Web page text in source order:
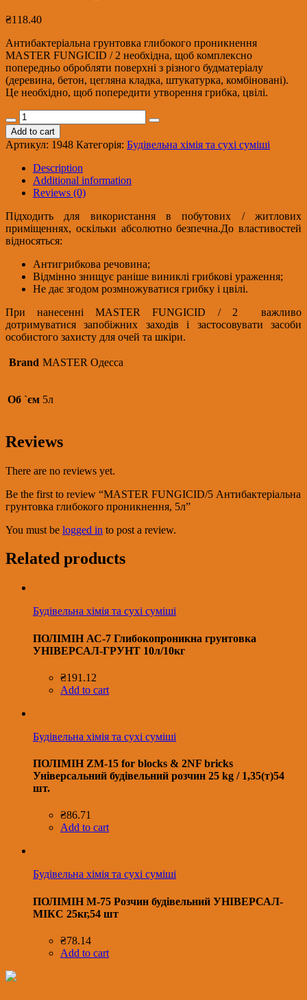
₴118.40
Антибактеріальна грунтовка глибокого проникнення
MASTER FUNGICID / 2 необхідна, щоб комплексно
попередньо обробляти поверхні з різного будматеріалу
(деревина, бетон, цегляна кладка, штукатурка, комбіновані).
Це необхідно, щоб попередити утворення грибка, цвілі.
MASTER
FUNGICID/5
Антибактеріальна
грунтовка
глибокого
проникнення,
5л
quantity
Add to cart
Артикул: 1948 Категорія: Будівельна хімія та сухі суміші
Description
Additional information
Reviews (0)
Підходить для використання в побутових / житлових
приміщеннях, оскільки абсолютно безпечна.До властивостей
відносяться:
Антигрибкова речовина;
Відмінно знищує раніше виниклі грибкові ураження;
Не дає згодом розмножуватися грибку і цвілі.
При нанесенні MASTER FUNGICID / 2 важливо
дотримуватися запобіжних заходів і застосовувати засоби
особистого захисту для очей та шкіри.
Brand MASTER Одесса
Об `єм 5л
Reviews
There are no reviews yet.
Be the first to review “MASTER FUNGICID/5 Антибактеріальна
грунтовка глибокого проникнення, 5л”
You must be logged in to post a review.
Related products
Будівельна хімія та сухі суміші
ПОЛІМІН АС-7 Глибокопроникна грунтовка
УНІВЕРСАЛ-ГРУНТ 10л/10кг
₴191.12
Add to cart
Будівельна хімія та сухі суміші
ПОЛІМІН ZM-15 for blocks & 2NF bricks
Універсальний будівельний розчин 25 kg / 1,35(т)54
шт.
₴86.71
Add to cart
Будівельна хімія та сухі суміші
ПОЛІМІН М-75 Розчин будівельний УНІВЕРСАЛ-
МІКС 25кг,54 шт
₴78.14
Add to cart